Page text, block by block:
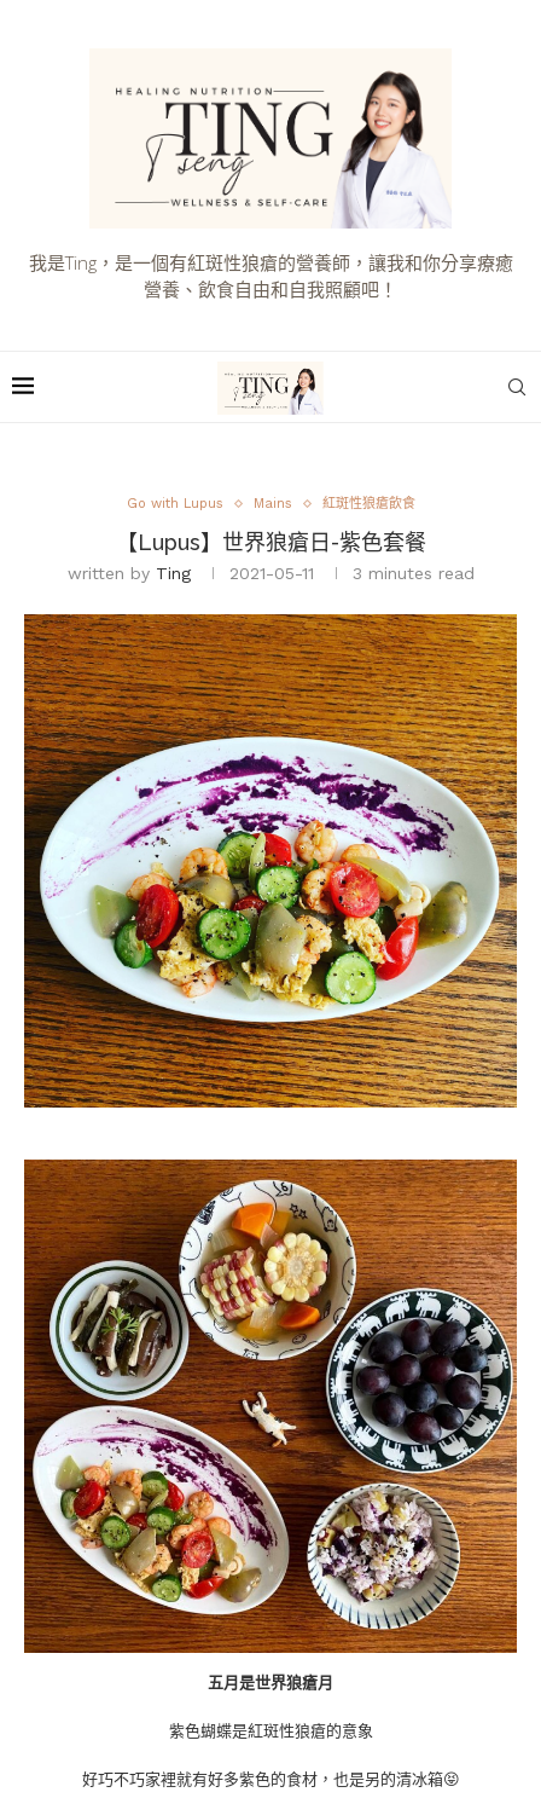
我是Ting，是一個有紅斑性狼瘡的營養師，讓我和你分享療癒
營養、飲食自由和自我照顧吧！
Go with Lupus Mains 紅斑性狼瘡飲食
【Lupus】世界狼瘡日-紫色套餐
written by Ting 2021-05-11 3 minutes read
五月是世界狼瘡月
紫色蝴蝶是紅斑性狼瘡的意象
好巧不巧家裡就有好多紫色的食材，也是另的清冰箱😝